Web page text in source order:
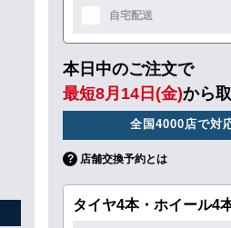
自宅配送
本日中のご注文で
最短8月14日(金)から
全国4000店で対
店舗交換予約とは
タイヤ4本・ホイール4